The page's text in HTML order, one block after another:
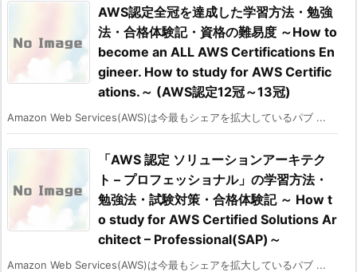
AWS認定全冠を達成した学習方法・勉強
法・合格体験記・資格の難易度 ～How to
become an ALL AWS Certifications En
gineer. How to study for AWS Certific
ations.～ (AWS認定12冠～13冠)
Amazon Web Services(AWS)は今最もシェアを拡大しているパブ ...
「AWS 認定 ソリューションアーキテク
ト – プロフェッショナル」の学習方法・
勉強法・試験対策・合格体験記 ～ How t
o study for AWS Certified Solutions Ar
chitect – Professional(SAP)～
Amazon Web Services(AWS)は今最もシェアを拡大しているパブ ...